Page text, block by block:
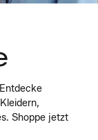
Shoppe jetzt